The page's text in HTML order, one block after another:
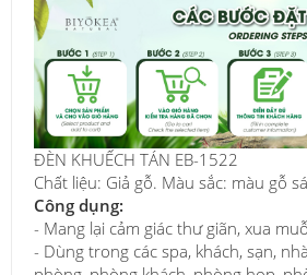
ĐÈN KHUẾCH TÁN EB-1522
Chất liệu: Giả gỗ. Màu sắc: màu gỗ
Công dụng:
- Mang lại cảm giác thư giãn, xua
- Dùng trong các spa, khách, sạn,